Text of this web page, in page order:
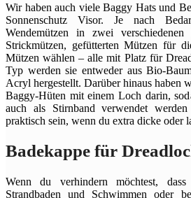
Wir haben auch viele Baggy Hats und
Sonnenschutz Visor. Je nach
Wendemützen in zwei verschiedenen
Strickmützen, gefütterten Mützen für
Mützen wählen – alle mit Platz für
Typ werden sie entweder aus Bio-
Acryl hergestellt. Darüber hinaus haben
Baggy-Hüten mit einem Loch darin,
auch als Stirnband verwendet
praktisch sein, wenn du extra dicke oder
Badekappe für
Wenn du verhindern möchtest,
Strandbaden und Schwimmen oder